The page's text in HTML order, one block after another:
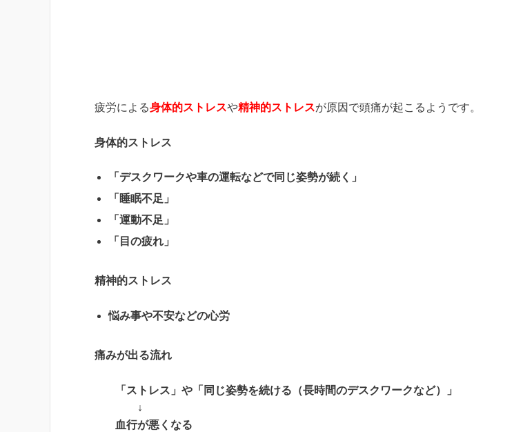
疲労による身体的ストレスや精神的ストレスが原因で頭痛が起こるようです。
身体的ストレス
「デスクワークや車の運転などで同じ姿勢が続く」
「睡眠不足」
「運動不足」
「目の疲れ」
精神的ストレス
悩み事や不安などの心労
痛みが出る流れ
「ストレス」や「同じ姿勢を続ける（長時間のデスクワークなど）」
↓
血行が悪くなる